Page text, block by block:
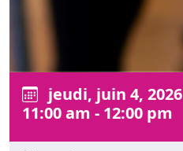
jeudi, juin 4, 2026
11:00 am - 12:00 pm